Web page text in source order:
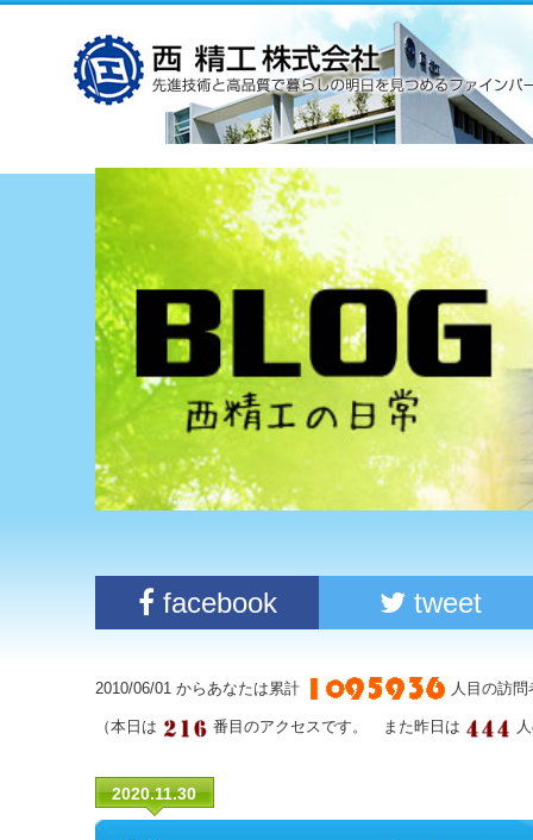
facebook tweet
2010/06/01 からあなたは累計 人目の訪
（本日は 番目のアクセスです。 また昨日は
2020.11.30